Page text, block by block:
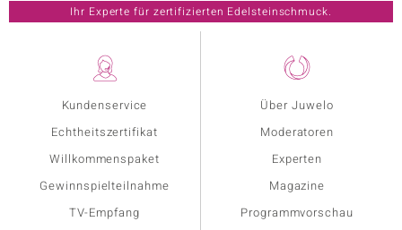
Kundenservice
Echtheitszertifikat
Willkommenspaket
Gewinnspielteilnahme
TV-Empfang
Über Juwelo
Moderatoren
Experten
Magazine
Programmvorschau
Ihr Experte für zertifizierten Edelsteinschmuck.